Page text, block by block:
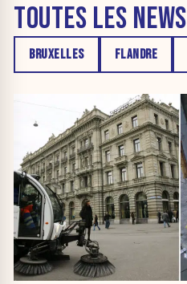
TOUTES LES NEWS
BRUXELLES FLANDRE